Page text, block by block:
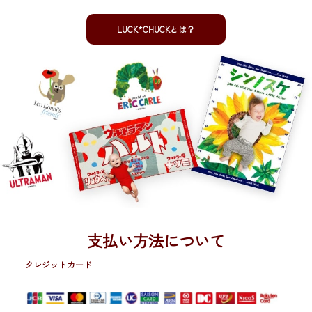
LUCK*CHUCKとは？
支払い方法について
クレジットカード